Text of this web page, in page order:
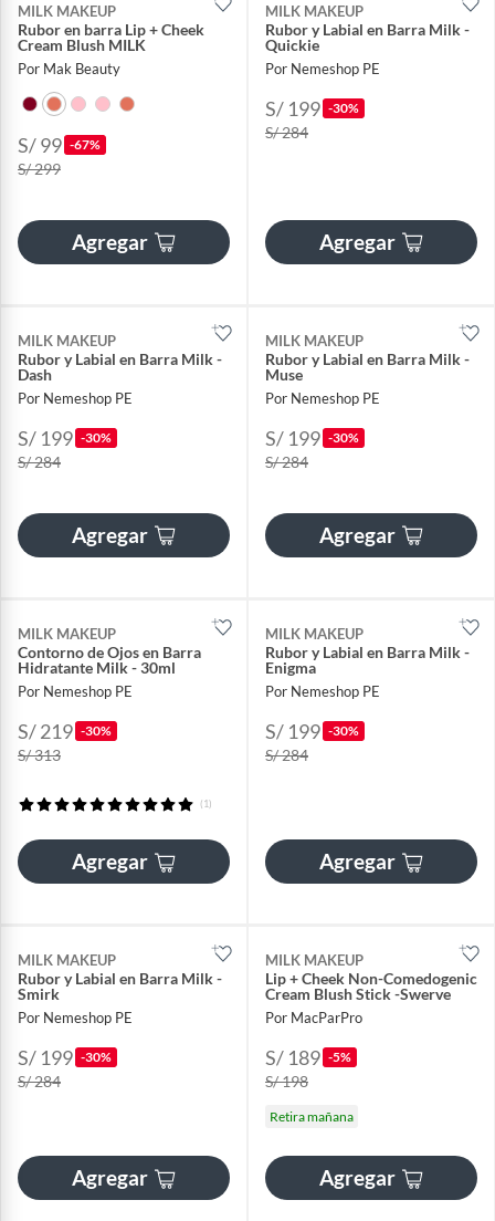
MILK MAKEUP
Rubor en barra Lip + Cheek
Cream Blush MILK
Por Mak Beauty
S/ 99 -67%
S/ 299
Agregar
MILK MAKEUP
Rubor y Labial en Barra Milk -
Quickie
Por Nemeshop PE
S/ 199 -30%
S/ 284
Agregar
MILK MAKEUP
Rubor y Labial en Barra Milk -
Dash
Por Nemeshop PE
S/ 199 -30%
S/ 284
Agregar
MILK MAKEUP
Rubor y Labial en Barra Milk -
Muse
Por Nemeshop PE
S/ 199 -30%
S/ 284
Agregar
MILK MAKEUP
Contorno de Ojos en Barra
Hidratante Milk - 30ml
Por Nemeshop PE
S/ 219 -30%
S/ 313
(1)
Agregar
MILK MAKEUP
Rubor y Labial en Barra Milk -
Enigma
Por Nemeshop PE
S/ 199 -30%
S/ 284
Agregar
MILK MAKEUP
Rubor y Labial en Barra Milk -
Smirk
Por Nemeshop PE
S/ 199 -30%
S/ 284
Agregar
MILK MAKEUP
Lip + Cheek Non-Comedogenic
Cream Blush Stick -Swerve
Por MacParPro
S/ 189 -5%
S/ 198
Retira mañana
Agregar